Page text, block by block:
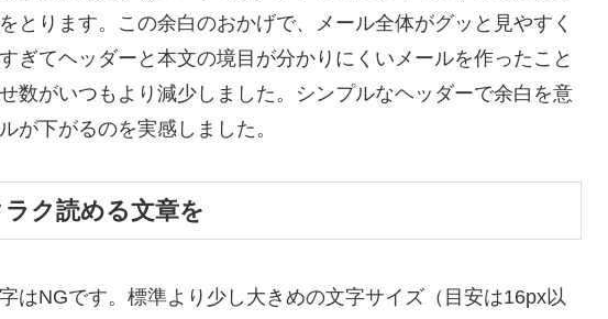
とります。この余白のおかげで、メール全体がグッと見やすく
ぎてヘッダーと本文の境目が分かりにくいメールを作ったこと
数がいつもより減少しました。シンプルなヘッダーで余白を意
が下がるのを実感しました。
ク読める文章を
はNGです。標準より少し大きめの文字サイズ（目安は16px以